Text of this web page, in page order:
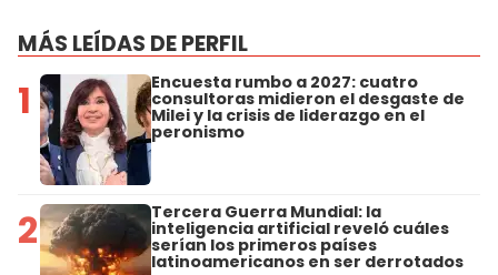
MÁS LEÍDAS DE PERFIL
1 Encuesta rumbo a 2027: cuatro
consultoras midieron el desgaste de
Milei y la crisis de liderazgo en el
peronismo
2 Tercera Guerra Mundial: la
inteligencia artificial reveló cuáles
serían los primeros países
latinoamericanos en ser derrotados